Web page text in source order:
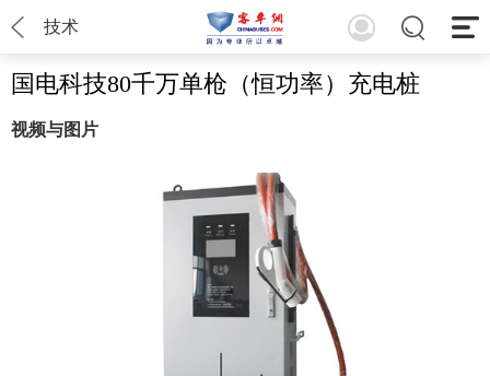
技术
国电科技80千万单枪（恒功率）充电桩
视频与图片